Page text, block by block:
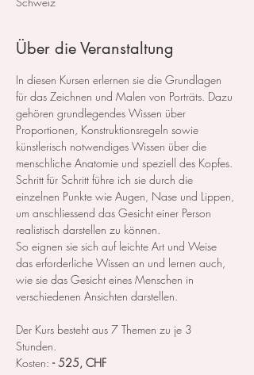
Über die Veranstaltung
In diesen Kursen erlernen sie die Grundlagen
für das Zeichnen und Malen von Porträts. Dazu
gehören grundlegendes Wissen über
Proportionen, Konstruktionsregeln sowie
künstlerisch notwendiges Wissen über die
menschliche Anatomie und speziell des Kopfes.
Schritt für Schritt führe ich sie durch die
einzelnen Punkte wie Augen, Nase und Lippen,
um anschliessend das Gesicht einer Person
realistisch darstellen zu können.
So eignen sie sich auf leichte Art und Weise
das erforderliche Wissen an und lernen auch,
wie sie das Gesicht eines Menschen in
verschiedenen Ansichten darstellen.
Der Kurs besteht aus 7 Themen zu je 3
Stunden.
Kosten: - 525, CHF